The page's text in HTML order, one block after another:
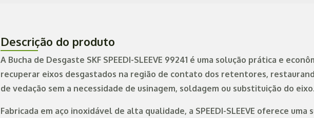
Descrição do produto
A Bucha de Desgaste SKF SPEEDI-SLEEVE 99241 é uma solução prática e
recuperar eixos desgastados na região de contato dos retentores,
de vedação sem a necessidade de usinagem, soldagem ou substituição do eixo.
Fabricada em aço inoxidável de alta qualidade, a SPEEDI-SLEEVE oferece uma